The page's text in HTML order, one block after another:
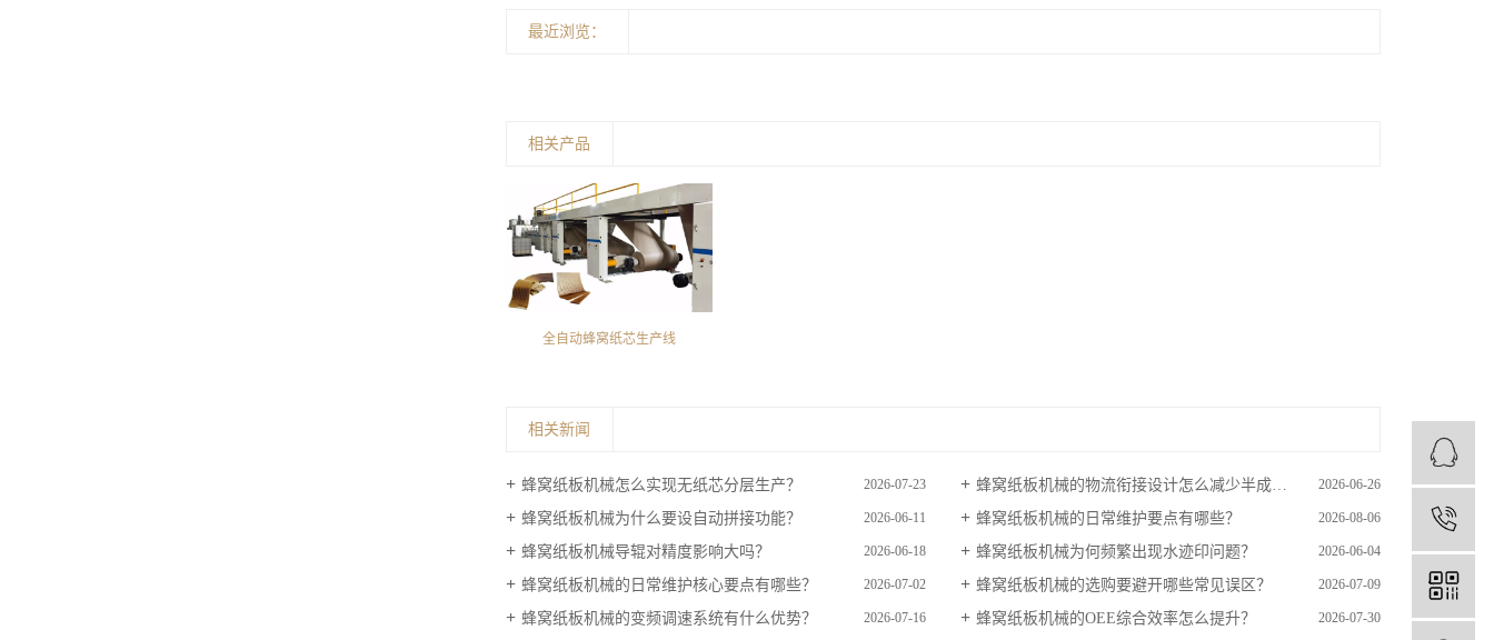
最近浏览：
相关产品
全自动蜂窝纸芯生产线
相关新闻
蜂窝纸板机械怎么实现无纸芯分层生产？ 2026-07-23 蜂窝纸板机械的物流衔接设计怎么减少半成品转运损耗？ 2026-06-26
蜂窝纸板机械为什么要设自动拼接功能？ 2026-06-11 蜂窝纸板机械的日常维护要点有哪些？ 2026-08-06
蜂窝纸板机械导辊对精度影响大吗？ 2026-06-18 蜂窝纸板机械为何频繁出现水迹印问题？ 2026-06-04
蜂窝纸板机械的日常维护核心要点有哪些？ 2026-07-02 蜂窝纸板机械的选购要避开哪些常见误区？ 2026-07-09
蜂窝纸板机械的变频调速系统有什么优势？ 2026-07-16 蜂窝纸板机械的OEE综合效率怎么提升？ 2026-07-30